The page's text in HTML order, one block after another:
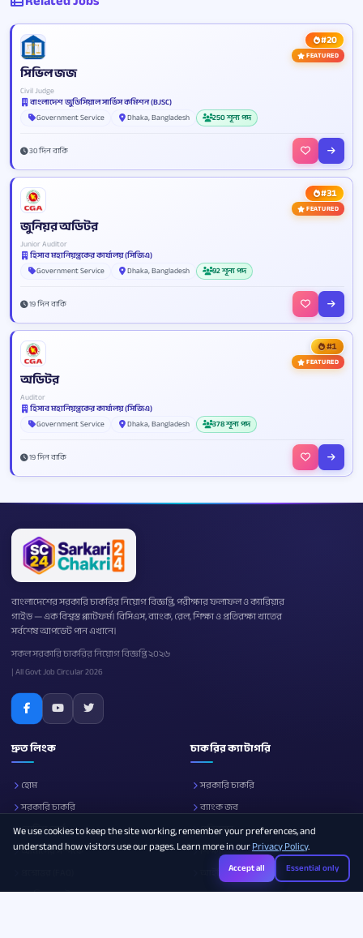
#20
FEATURED
সিভিল জজ
Civil Judge
বাংলাদেশ জুডিসিয়াল সার্ভিস কমিশন (BJSC)
Government Service
Dhaka, Bangladesh 250 শূন্য পদ
30 দিন বাকি
#31
FEATURED
জুনিয়র অডিটর
Junior Auditor
হিসাব মহানিয়ন্ত্রকের কার্যালয় (সিজিএ)
Government Service
Dhaka, Bangladesh 92 শূন্য পদ
19 দিন বাকি
#1
FEATURED
অডিটর
Auditor
হিসাব মহানিয়ন্ত্রকের কার্যালয় (সিজিএ)
Government Service
Dhaka, Bangladesh 378 শূন্য পদ
19 দিন বাকি
বাংলাদেশের সরকারি চাকরির নিয়োগ বিজ্ঞপ্তি, পরীক্ষার ফলাফল ও ক্যারিয়ার
গাইড — এক বিশ্বস্ত প্ল্যাটফর্ম। বিসিএস, ব্যাংক, রেল, শিক্ষা ও প্রতিরক্ষা খাতের
সর্বশেষ আপডেট পান এখানে।
সকল সরকারি চাকরির নিয়োগ বিজ্ঞপ্তি ২০২৬
| All Govt Job Circular 2026
দ্রুত লিংক
হোম
সরকারি চাকরি
নোটিশ বোর্ড
আমাদের সম্পর্কে
ক্যারিয়ার গাইড
চাকরির ক্যাটাগরি
সরকারি চাকরি
ব্যাংক জব
প্রতিরক্ষা
শিক্ষা
আইসিটি
We use cookies to keep the site working, remember your preferences, and
understand how visitors use our pages. Learn more in ourPrivacy Policy.
Accept all Essential only